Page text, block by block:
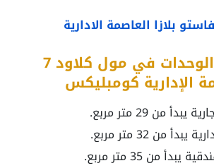
بلازا العاصمة الادارية
مساحات الوحدات في مول كلاود 7
الإدارية كومبليكس
من 29 متر مربع.
من 32 متر مربع.
من 35 متر مربع.